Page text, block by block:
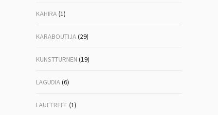
KAHIRA(1)
KARABOUTIJA(29)
KUNSTTURNEN (19)
LAGUDIA(6)
LAUFTREFF (1)